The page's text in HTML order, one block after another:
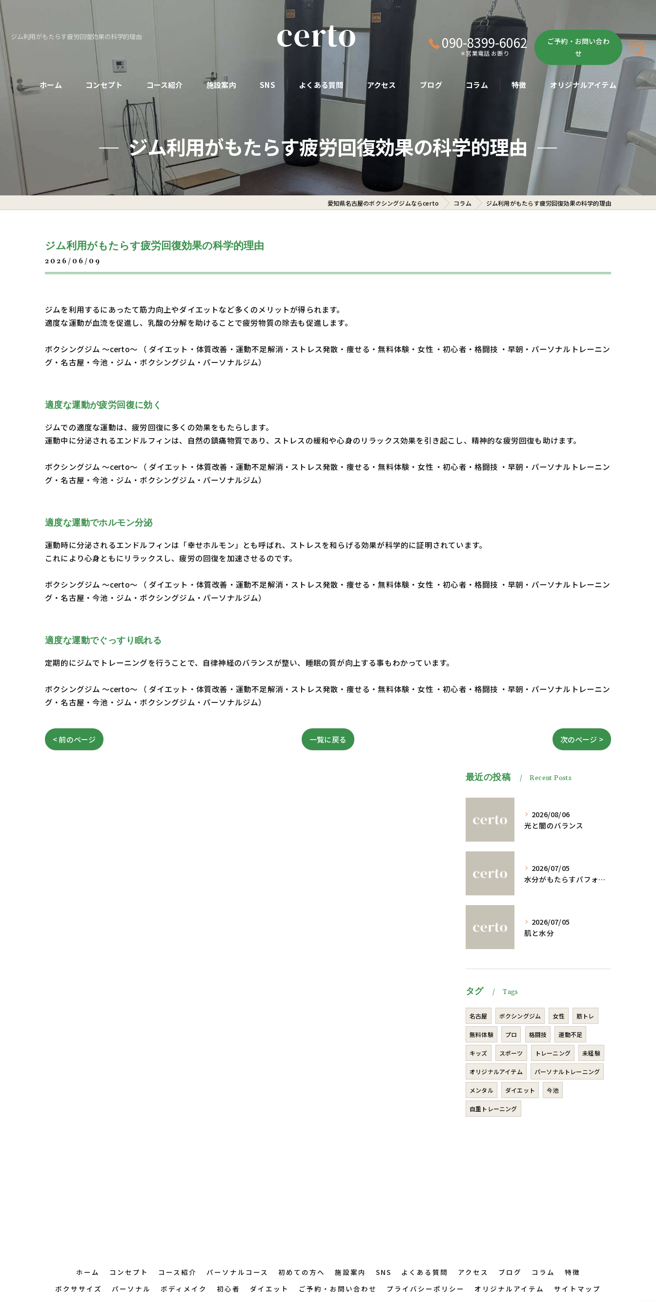
ジム利用がもたらす疲労回復効果の科学的理由 090-8399-6062
＊営業電話 お断り
ご予約・お問い合わ
せ
ホーム コンセプト コース紹介
パーソナルコース
初めての方へ
施設案内 SNS よくある質問 アクセス ブログ コラム 特徴
ボクササイズ
パーソナル
ボディメイク
初心者
ダイエット
オリジナルアイテム
ジム利用がもたらす疲労回復効果の科学的理由
愛知県名古屋のボクシングジムならcerto コラム ジム利用がもたらす疲労回復効果の科学的理由
ジム利用がもたらす疲労回復効果の科学的理由
2026/06/09
ジムを利用するにあったて筋力向上やダイエットなど多くのメリットが得られます。
適度な運動が血流を促進し、乳酸の分解を助けることで疲労物質の除去も促進します。
ボクシングジム ～certo～ （ ダイエット・体質改善・運動不足解消・ストレス発散・痩せる・無料体験・女性 ・初心者・格闘技 ・早朝・パーソナルトレーニン
グ・名古屋・今池・ジム・ボクシングジム・パーソナルジム）
適度な運動が疲労回復に効く
ジムでの適度な運動は、疲労回復に多くの効果をもたらします。
運動中に分泌されるエンドルフィンは、自然の鎮痛物質であり、ストレスの緩和や心身のリラックス効果を引き起こし、精神的な疲労回復も助けます。
ボクシングジム ～certo～ （ ダイエット・体質改善・運動不足解消・ストレス発散・痩せる・無料体験・女性 ・初心者・格闘技 ・早朝・パーソナルトレーニン
グ・名古屋・今池・ジム・ボクシングジム・パーソナルジム）
適度な運動でホルモン分泌
運動時に分泌されるエンドルフィンは「幸せホルモン」とも呼ばれ、ストレスを和らげる効果が科学的に証明されています。
これにより心身ともにリラックスし、疲労の回復を加速させるのです。
ボクシングジム ～certo～ （ ダイエット・体質改善・運動不足解消・ストレス発散・痩せる・無料体験・女性 ・初心者・格闘技 ・早朝・パーソナルトレーニン
グ・名古屋・今池・ジム・ボクシングジム・パーソナルジム）
適度な運動でぐっすり眠れる
定期的にジムでトレーニングを行うことで、自律神経のバランスが整い、睡眠の質が向上する事もわかっています。
ボクシングジム ～certo～ （ ダイエット・体質改善・運動不足解消・ストレス発散・痩せる・無料体験・女性 ・初心者・格闘技 ・早朝・パーソナルトレーニン
グ・名古屋・今池・ジム・ボクシングジム・パーソナルジム）
< 前のページ 一覧に戻る 次のページ >
最近の投稿 Recent Posts
2026/08/06
光と闇のバランス
2026/07/05
水分がもたらすパフォーマンスへの影響
2026/07/05
肌と水分
タグ Tags
名古屋 ボクシングジム 女性 筋トレ
無料体験 プロ 格闘技 運動不足
キッズ スポーツ トレーニング 未経験
オリジナルアイテム パーソナルトレーニング
メンタル ダイエット 今池
自重トレーニング
ホーム コンセプト コース紹介 パーソナルコース 初めての方へ 施設案内 SNS よくある質問 アクセス ブログ コラム
特徴
ボクササイズ
パーソナル ボディメイク 初心者 ダイエット ご予約・お問い合わせ プライバシーポリシー オリジナルアイテム サイトマップ